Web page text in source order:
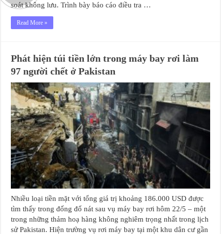
soát không lưu. Trình bày báo cáo điều tra …
Read More »
Phát hiện túi tiền lớn trong máy bay rơi làm
97 người chết ở Pakistan
Nhiều loại tiền mặt với tổng giá trị khoảng 186.000 USD được
tìm thấy trong đống đổ nát sau vụ máy bay rơi hôm 22/5 – một
trong những thảm hoạ hàng không nghiêm trọng nhất trong lịch
sử Pakistan. Hiện trường vụ rơi máy bay tại một khu dân cư gần